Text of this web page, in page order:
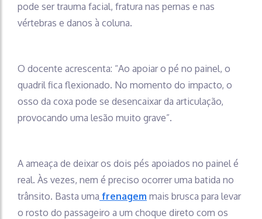
pode ser trauma facial, fratura nas pernas e nas
vértebras e danos à coluna.
O docente acrescenta: “Ao apoiar o pé no painel, o
quadril fica flexionado. No momento do impacto, o
osso da coxa pode se desencaixar da articulação,
provocando uma lesão muito grave”.
A ameaça de deixar os dois pés apoiados no painel é
real. Às vezes, nem é preciso ocorrer uma batida no
trânsito. Basta uma frenagem mais brusca para levar
o rosto do passageiro a um choque direto com os